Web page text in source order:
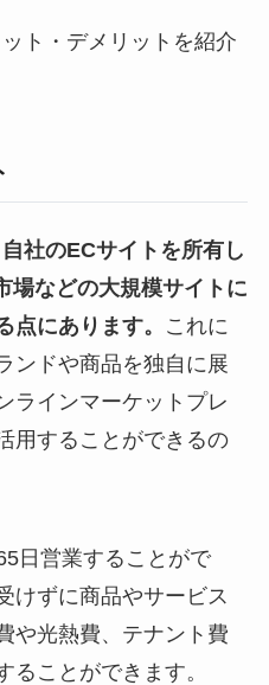
ト・デメリットを紹介
自社のECサイトを所有し
場などの大規模サイトに
点にあります。
これに
ンドや商品を独自に展
ラインマーケットプレ
用することができるの
日営業することがで
けずに商品やサービス
や光熱費、テナント費
ることができます。